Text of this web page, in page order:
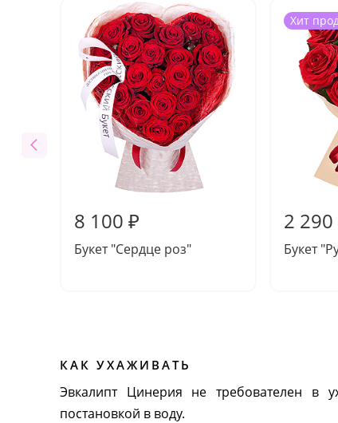
8 100 ₽
Букет "Сердце роз"
Хит
2 290
Букет
КАК УХАЖИВАТЬ
Эвкалипт Цинерия не требователен в
постановкой в воду.